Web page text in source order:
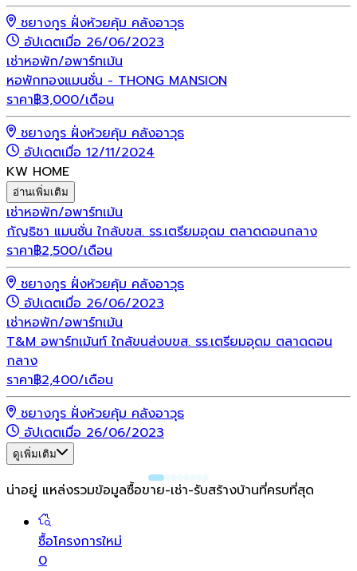
ชยางกูร ฝั่งห้วยคุ้ม คลังอาวุธ
อัปเดตเมื่อ 26/06/2023
เช่าหอพัก/อพาร์ทเม้น
หอพักทองแมนชั่น - THONG MANSION
ราคา฿3,000/เดือน
ชยางกูร ฝั่งห้วยคุ้ม คลังอาวุธ
อัปเดตเมื่อ 12/11/2024
KW HOME
อ่านเพิ่มเติม
เช่าหอพัก/อพาร์ทเม้น
กัญธิชา แมนชั่น ใกล้บขส. รร.เตรียมอุดม ตลาดดอนกลาง
ราคา฿2,500/เดือน
ชยางกูร ฝั่งห้วยคุ้ม คลังอาวุธ
อัปเดตเมื่อ 26/06/2023
เช่าหอพัก/อพาร์ทเม้น
T&M อพาร์ทเม้นท์ ใกล้ขนส่งบขส. รร.เตรียมอุดม ตลาดดอน
กลาง
ราคา฿2,400/เดือน
ชยางกูร ฝั่งห้วยคุ้ม คลังอาวุธ
อัปเดตเมื่อ 26/06/2023
ดูเพิ่มเติม
น่าอยู่ แหล่งรวมข้อมูลซื้อขาย-เช่า-รับสร้างบ้านที่ครบที่สุด
ซื้อโครงการใหม่
0